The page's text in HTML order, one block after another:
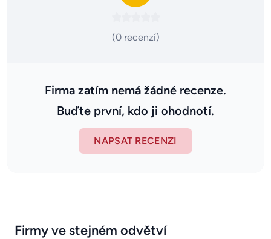
(0 recenzí)
Firma zatím nemá žádné recenze.
Buďte první, kdo ji ohodnotí.
NAPSAT RECENZI
Firmy ve stejném odvětví